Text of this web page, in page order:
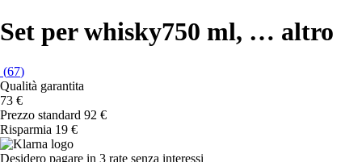
Set per whisky750 ml, … altro
(67)
Qualità garantita
73 €
Prezzo standard 92 €
Risparmia 19 €
Desidero pagare in 3 rate senza interessi